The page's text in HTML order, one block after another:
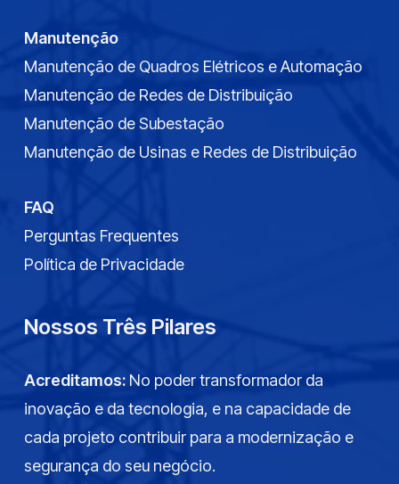
Manutenção
Manutenção de Quadros Elétricos e Automação
Manutenção de Redes de Distribuição
Manutenção de Subestação
Manutenção de Usinas e Redes de Distribuição
FAQ
Perguntas Frequentes
Política de Privacidade
Nossos Três Pilares
Acreditamos:No poder transformador da
inovação e da tecnologia, e na capacidade de
cada projeto contribuir para a modernização e
segurança do seu negócio.